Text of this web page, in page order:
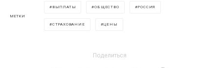
МЕТКИ
ВЫПЛАТЫ ОБЩЕСТВО РОССИЯ
СТРАХОВАНИЕ ЦЕНЫ
Поделиться